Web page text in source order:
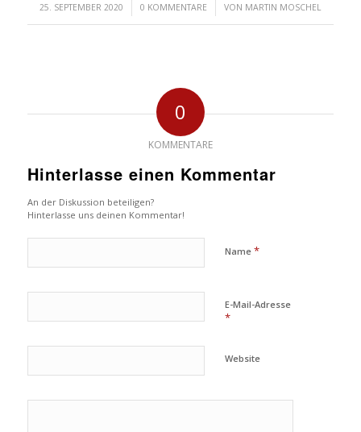
25. SEPTEMBER 2020
/ 0 KOMMENTARE
/ VON MARTIN MOSCHEL
0
KOMMENTARE
Hinterlasse einen Kommentar
An der Diskussion beteiligen?
Hinterlasse uns deinen Kommentar!
Name *
E-Mail-Adresse
*
Website